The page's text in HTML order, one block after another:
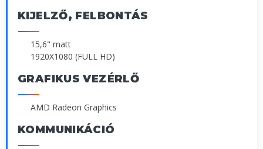
KIJELZŐ, FELBONTÁS
15,6" matt
1920X1080 (FULL HD)
GRAFIKUS VEZÉRLŐ
AMD Radeon Graphics
KOMMUNIKÁCIÓ